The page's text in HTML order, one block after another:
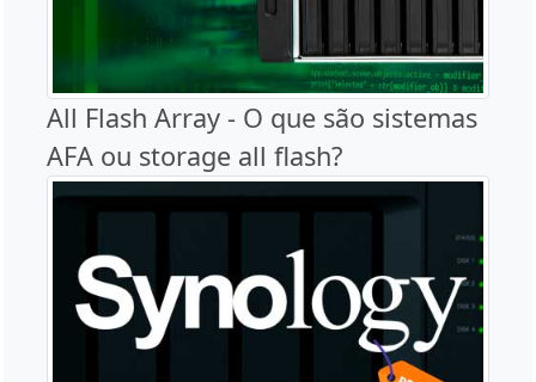
All Flash Array - O que são sistemas
AFA ou storage all flash?